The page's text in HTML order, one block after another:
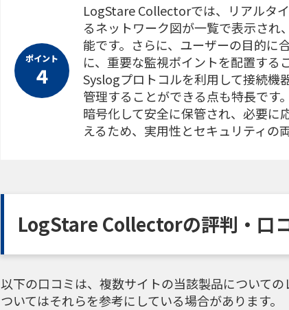
ポイント
４
LogStare Collectorでは、リアルタ
るネットワーク図が一覧で表示され
能です。さらに、ユーザーの目的に
に、重要な監視ポイントを配置する
Syslogプロトコルを利用して接続機
管理することができる点も特長です
暗号化して安全に保管され、必要に
えるため、実用性とセキュリティの
LogStare Collectorの評判・口
以下の口コミは、複数サイトの当該製品について
ついてはそれらを参考にしている場合があります。